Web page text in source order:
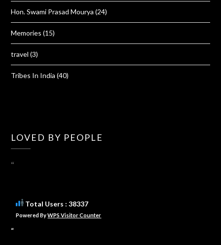
Hon. Swami Prasad Mourya (24)
Memories (15)
travel (3)
Tribes In India (40)
LOVED BY PEOPLE
“
Total Users : 38337
Powered ByWPS Visitor Counter
“